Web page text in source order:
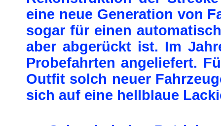
eine neue Generation von
sogar für einen
aber abgerückt ist. Im
Probefahrten angeliefert.
Outfit solch neuer
sich auf eine hellblaue